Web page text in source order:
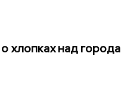
хлопках над города